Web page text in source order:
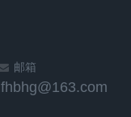
邮箱
lfhbhg@163.com